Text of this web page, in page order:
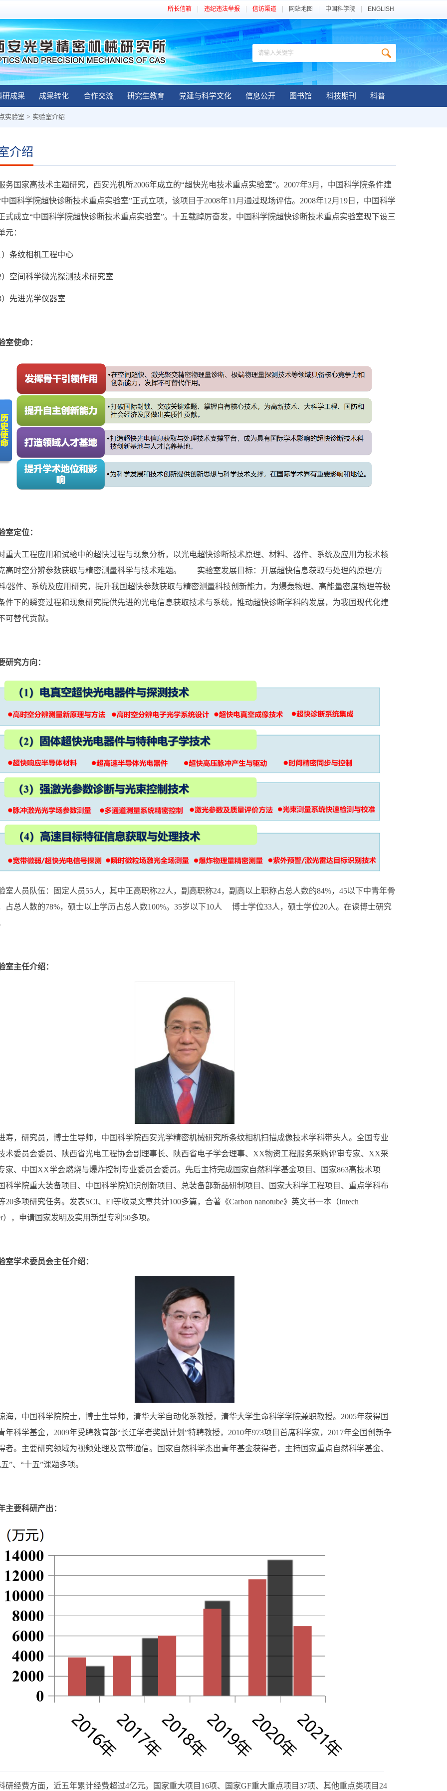
所长信箱 违纪违法举报 信访渠道 网站地图 中国科学院 ENGLISH
研成果 成果转化 合作交流 研究生教育 党建与科学文化 信息公开 图书馆 科技期刊 科普
实验室 > 实验室介绍
介绍
家高技术主题研究，西安光机所2006年成立的“超快光电技术重点实验室”。2007年3月，中国科学院条件建
国科学院超快诊断技术重点实验室”正式立项，该项目于2008年11月通过现场评估。2008年12月19日，中国科学
式成立“中国科学院超快诊断技术重点实验室”。十五载踔厉奋发，中国科学院超快诊断技术重点实验室现下设三
元：
）条纹相机工程中心
）空间科学微光探测技术研究室
）先进光学仪器室
室使命：
室定位：
工程应用和试验中的超快过程与现象分析，以光电超快诊断技术原理、材料、器件、系统及应用为技术核
高时空分辨参数获取与精密测量科学与技术难题。 实验室发展目标：开展超快信息获取与处理的原理/方
/器件、系统及应用研究，提升我国超快参数获取与精密测量科技创新能力，为爆轰物理、高能量密度物理等极
件下的瞬变过程和现象研究提供先进的光电信息获取技术与系统，推动超快诊断学科的发展，为我国现代化建
可替代贡献。
研究方向：
员队伍：固定人员55人，其中正高职称22人，副高职称24，副高以上职称占总人数的84%，45以下中青年骨
占总人数的78%，硕士以上学历占总人数100%。35岁以下10人 博士学位33人，硕士学位20人。在读博士研究
室主任介绍：
研究员，博士生导师，中国科学院西安光学精密机械研究所条纹相机扫描成像技术学科带头人。全国专业
术委员会委员、陕西省光电工程协会副理事长、陕西省电子学会理事、XX物资工程服务采购评审专家、XX采
家、中国XX学会燃烧与爆炸控制专业委员会委员。先后主持完成国家自然科学基金项目、国家863高技术项
科学院重大装备项目、中国科学院知识创新项目、总装备部新品研制项目、国家大科学工程项目、重点学科布
20多项研究任务。发表SCI、EI等收录文章共计100多篇，合著《Carbon nanotube》英文书一本（Intech
），申请国家发明及实用新型专利50多项。
室学术委员会主任介绍：
中国科学院院士，博士生导师，清华大学自动化系教授，清华大学生命科学学院兼职教授。2005年获得国
年科学基金，2009年受聘教育部“长江学者奖励计划”特聘教授，2010年973项目首席科学家，2017年全国创新争
者。主要研究领域为视频处理及宽带通信。国家自然科学杰出青年基金获得者，主持国家重点自然科学基金、
”、“十五”课题多项。
主要科研产出：
费方面，近五年累计经费超过4亿元。国家重大项目16项、国家GF重大重点项目37项、其他重点类项目24